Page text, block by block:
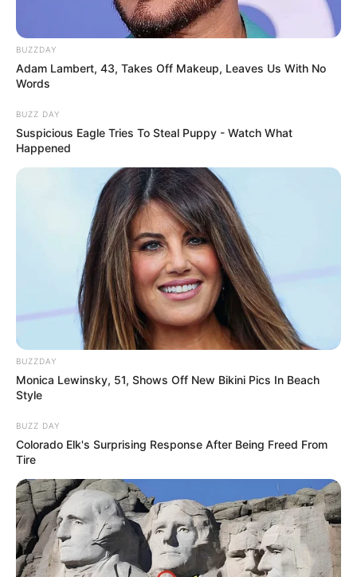
BUZZDAY
Adam Lambert, 43, Takes Off Makeup, Leaves Us With No
Words
BUZZ DAY
Suspicious Eagle Tries To Steal Puppy - Watch What
Happened
BUZZDAY
Monica Lewinsky, 51, Shows Off New Bikini Pics In Beach
Style
BUZZ DAY
Colorado Elk's Surprising Response After Being Freed From
Tire